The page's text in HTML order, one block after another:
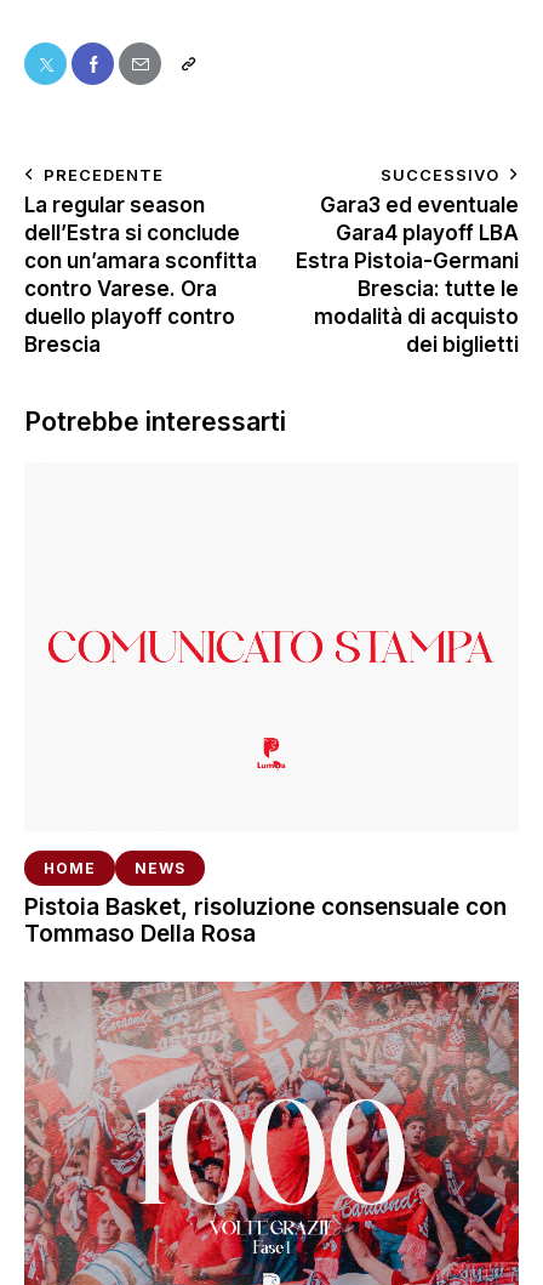
PRECEDENTE
La regular season
dell’Estra si conclude
con un’amara sconfitta
contro Varese. Ora
duello playoff contro
Brescia
SUCCESSIVO
Gara3 ed eventuale
Gara4 playoff LBA
Estra Pistoia-Germani
Brescia: tutte le
modalità di acquisto
dei biglietti
Potrebbe interessarti
HOME NEWS
Pistoia Basket, risoluzione consensuale con
Tommaso Della Rosa